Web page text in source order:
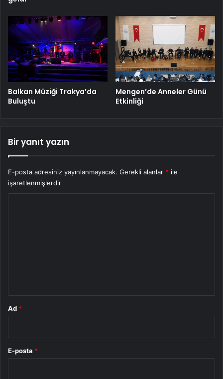
Balkan Müziği Trakya’da
Buluştu
Mengen’de Anneler Günü
Etkinliği
Bir yanıt yazın
E-posta adresiniz yayınlanmayacak. Gerekli alanlar * ile
işaretlenmişlerdir
Ad *
E-posta *